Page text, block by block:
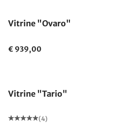
Vitrine "Ovaro"
€ 939,00
Vitrine "Tario"
(4)